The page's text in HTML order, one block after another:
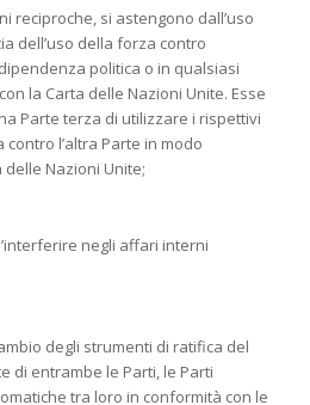
reciproche, si astengono dall’uso
dell’uso della forza contro
politica o in qualsiasi
la Carta delle Nazioni Unite. Esse
Parte terza di utilizzare i rispettivi
l’altra Parte in modo
Nazioni Unite;
negli affari interni
degli strumenti di ratifica del
di entrambe le Parti, le Parti
tra loro in conformità con le